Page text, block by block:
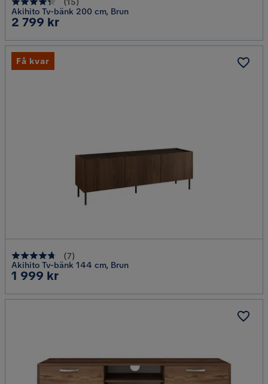
Akihito Tv-bänk 200 cm, Brun
Pris
2 799 kr
(7)
Akihito Tv-bänk 144 cm, Brun
Pris
1 999 kr
Få kvar